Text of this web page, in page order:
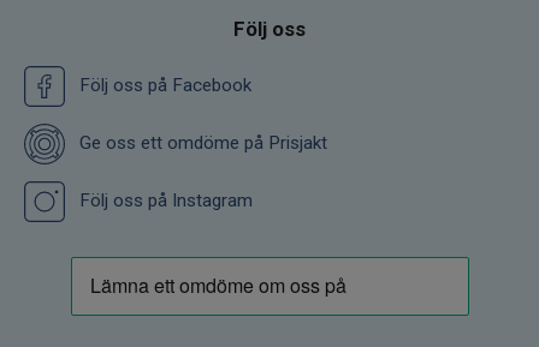
Följ oss
Följ oss på Facebook
Ge oss ett omdöme på Prisjakt
Följ oss på Instagram